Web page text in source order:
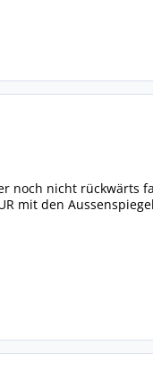
noch nicht rückwärts
mit den